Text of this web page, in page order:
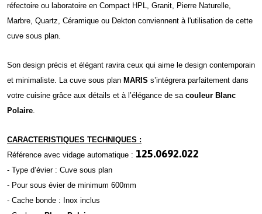
réfectoire ou laboratoire en Compact HPL, Granit, Pierre Naturelle,
Marbre, Quartz, Céramique ou Dekton conviennent à l'utilisation de cette
cuve sous plan.
Son design précis et élégant ravira ceux qui aime le design contemporain
et minimaliste. La cuve sous plan MARIS s’intégrera parfaitement dans
votre cuisine grâce aux détails et à l’élégance de sa couleur Blanc
Polaire
CARACTERISTIQUES TECHNIQUES :
Référence avec vidage automatique : 125.0692.022
- Type d’évier : Cuve sous plan
- Pour sous évier de minimum 600mm
- Cache bonde : Inox inclus